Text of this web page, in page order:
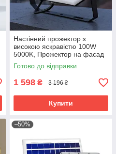
Настінний прожектор з
високою яскравістю 100W
5000K, Прожектор на фасад
будинку, RYH
Готово до відправки
1 598 ₴ 3 196 ₴
Купити
–50%